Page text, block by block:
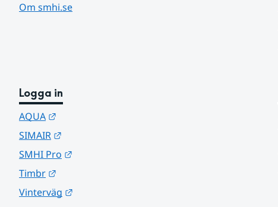
Om smhi.se
Logga in
AQUA
SIMAIR
SMHI Pro
Timbr
Vinterväg